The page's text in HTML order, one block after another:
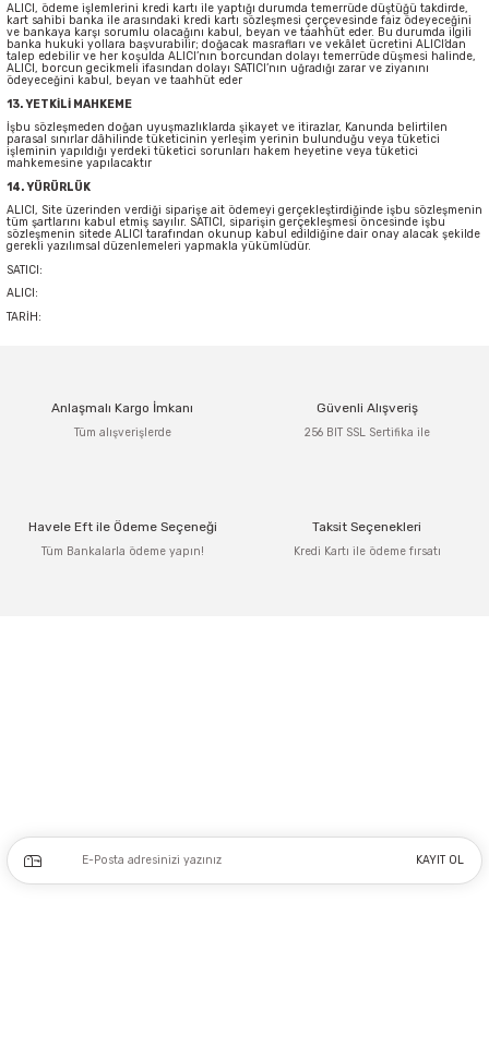
ALICI, ödeme işlemlerini kredi kartı ile yaptığı durumda temerrüde düştüğü takdirde,
kart sahibi banka ile arasındaki kredi kartı sözleşmesi çerçevesinde faiz ödeyeceğini
ve bankaya karşı sorumlu olacağını kabul, beyan ve taahhüt eder. Bu durumda ilgili
banka hukuki yollara başvurabilir; doğacak masrafları ve vekâlet ücretini ALICI’dan
talep edebilir ve her koşulda ALICI’nın borcundan dolayı temerrüde düşmesi halinde,
ALICI, borcun gecikmeli ifasından dolayı SATICI’nın uğradığı zarar ve ziyanını
ödeyeceğini kabul, beyan ve taahhüt eder
13. YETKİLİ MAHKEME
İşbu sözleşmeden doğan uyuşmazlıklarda şikayet ve itirazlar, Kanunda belirtilen
parasal sınırlar dâhilinde tüketicinin yerleşim yerinin bulunduğu veya tüketici
işleminin yapıldığı yerdeki tüketici sorunları hakem heyetine veya tüketici
mahkemesine yapılacaktır
14. YÜRÜRLÜK
ALICI, Site üzerinden verdiği siparişe ait ödemeyi gerçekleştirdiğinde işbu sözleşmenin
tüm şartlarını kabul etmiş sayılır. SATICI, siparişin gerçekleşmesi öncesinde işbu
sözleşmenin sitede ALICI tarafından okunup kabul edildiğine dair onay alacak şekilde
gerekli yazılımsal düzenlemeleri yapmakla yükümlüdür.
SATICI:
ALICI:
TARİH:
Anlaşmalı Kargo İmkanı
Tüm alışverişlerde
Güvenli Alışveriş
256 BIT SSL Sertifika ile
Havele Eft ile Ödeme Seçeneği
Tüm Bankalarla ödeme yapın!
Taksit Seçenekleri
Kredi Kartı ile ödeme fırsatı
KAYIT OL